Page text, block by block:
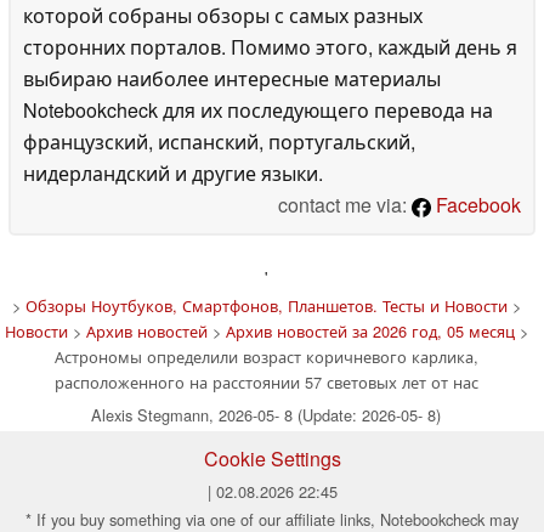
которой собраны обзоры с самых разных
сторонних порталов. Помимо этого, каждый день я
выбираю наиболее интересные материалы
Notebookcheck для их последующего перевода на
французский, испанский, португальский,
нидерландский и другие языки.
contact me via:
Facebook
'
> Обзоры Ноутбуков, Смартфонов, Планшетов. Тесты и Новости>
Новости> Архив новостей> Архив новостей за 2026 год, 05 месяц>
Астрономы определили возраст коричневого карлика,
расположенного на расстоянии 57 световых лет от нас
Alexis Stegmann, 2026-05- 8 (Update: 2026-05- 8)
Cookie Settings
| 02.08.2026 22:45
* If you buy something via one of our affiliate links, Notebookcheck may